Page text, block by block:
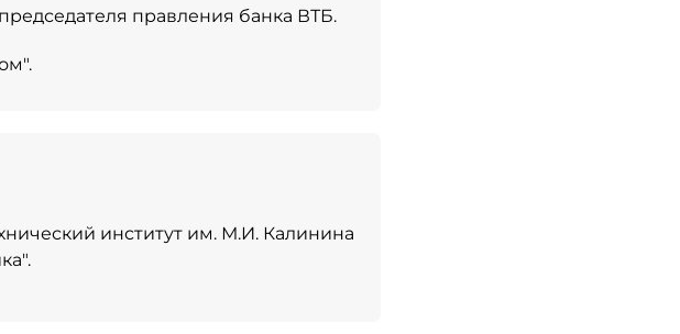
правления банка ВТБ.
институт им. М.И. Калинина